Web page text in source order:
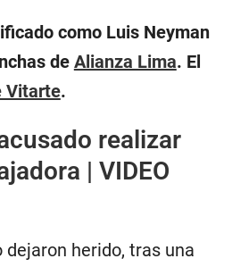
como Luis Neyman
de Alianza Lima. El
Vitarte.
realizar
| VIDEO
herido, tras una